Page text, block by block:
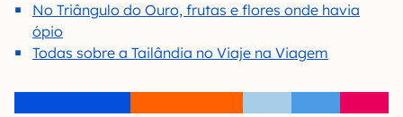
No Triângulo do Ouro, frutas e flores onde havia
ópio
Todas sobre a Tailândia no Viaje na Viagem